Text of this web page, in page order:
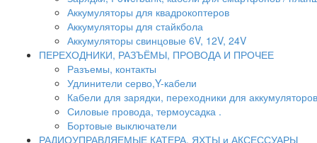
Аккумуляторы для квадрокоптеров
Аккумуляторы для стайкбола
Аккумуляторы свинцовые 6V, 12V, 24V
ПЕРЕХОДНИКИ, РАЗЪЁМЫ, ПРОВОДА И ПРОЧЕЕ
Разъемы, контакты
Удлинители серво,Y-кабели
Кабели для зарядки, переходники для аккумуляторов
Силовые провода, термоусадка .
Бортовые выключатели
РАДИОУПРАВЛЯЕМЫЕ КАТЕРА, ЯХТЫ и АКСЕССУАРЫ